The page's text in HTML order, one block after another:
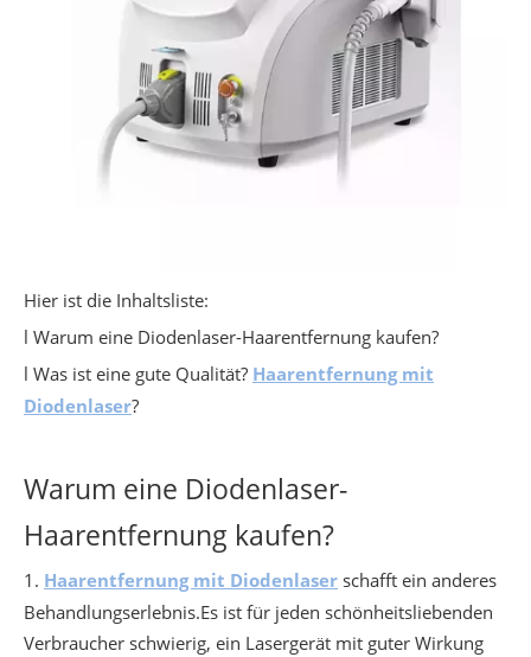
Hier ist die Inhaltsliste:
l Warum eine Diodenlaser-Haarentfernung kaufen?
l Was ist eine gute Qualität? Haarentfernung mit
Diodenlaser?
Warum eine Diodenlaser-
Haarentfernung kaufen?
1. Haarentfernung mit Diodenlaser schafft ein anderes
Behandlungserlebnis.Es ist für jeden schönheitsliebenden
Verbraucher schwierig, ein Lasergerät mit guter Wirkung